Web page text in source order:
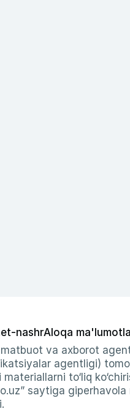
nashrAloqa
va axborot
agentligi)
to‘liq
saytiga